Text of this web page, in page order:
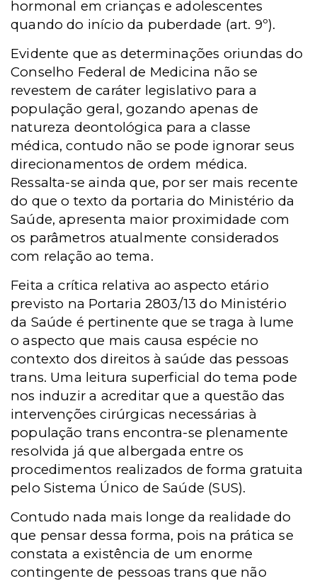
hormonal em crianças e adolescentes
quando do início da puberdade (art. 9º).
Evidente que as determinações oriundas do
Conselho Federal de Medicina não se
revestem de caráter legislativo para a
população geral, gozando apenas de
natureza deontológica para a classe
médica, contudo não se pode ignorar seus
direcionamentos de ordem médica.
Ressalta-se ainda que, por ser mais recente
do que o texto da portaria do Ministério da
Saúde, apresenta maior proximidade com
os parâmetros atualmente considerados
com relação ao tema.
Feita a crítica relativa ao aspecto etário
previsto na Portaria 2803/13 do Ministério
da Saúde é pertinente que se traga à lume
o aspecto que mais causa espécie no
contexto dos direitos à saúde das pessoas
trans. Uma leitura superficial do tema pode
nos induzir a acreditar que a questão das
intervenções cirúrgicas necessárias à
população trans encontra-se plenamente
resolvida já que albergada entre os
procedimentos realizados de forma gratuita
pelo Sistema Único de Saúde (SUS).
Contudo nada mais longe da realidade do
que pensar dessa forma, pois na prática se
constata a existência de um enorme
contingente de pessoas trans que não